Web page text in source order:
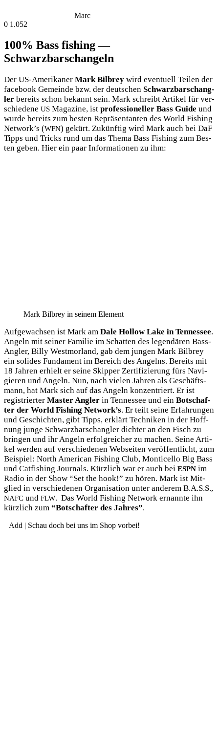
Marc
0 1.052
100% Bass fishing —
Schwarzbarschangeln
Der US-Ame­ri­ka­ner Mark Bil­brey wird even­tu­ell Tei­len der
face­book Gemein­de bzw. der deut­schen Schwarz­barschang­
ler bereits schon bekannt sein. Mark schreibt Arti­kel für ver­
schie­de­ne US Maga­zi­ne, ist pro­fes­sio­nel­ler Bass Gui­de und
wur­de bereits zum bes­ten Reprä­sen­tan­ten des World Fishing
Network’s (WFN) gekürt. Zukünf­tig wird Mark auch bei DaF
Tipps und Tricks rund um das The­ma Bass Fishing zum Bes­
ten geben. Hier ein paar Infor­ma­tio­nen zu ihm:
Mark Bil­brey in sei­nem Element
Auf­ge­wach­sen ist Mark am Dale Hol­low Lake in Ten­nes­see.
Angeln mit sei­ner Fami­lie im Schat­ten des legen­dä­ren Bass-
Ang­ler, Bil­ly West­mor­land, gab dem jun­gen Mark Bil­brey
ein soli­des Fun­da­ment im Bereich des Angelns. Bereits mit
18 Jah­ren erhielt er sei­ne Skip­per Zer­ti­fi­zie­rung fürs Navi­
gie­ren und Angeln. Nun, nach vie­len Jah­ren als Geschäfts­
mann, hat Mark sich auf das Angeln kon­zen­triert. Er ist
regis­trier­ter Mas­ter Ang­ler in Ten­nes­see und ein Bot­schaf­
ter der World Fishing Network’s. Er teilt sei­ne Erfah­run­gen
und Geschich­ten, gibt Tipps, erklärt Tech­ni­ken in der Hoff­
nung jun­ge Schwarz­barschang­ler dich­ter an den Fisch zu
brin­gen und ihr Angeln erfolg­rei­cher zu machen. Sei­ne Arti­
kel wer­den auf ver­schie­de­nen Web­sei­ten ver­öf­fent­licht, zum
Bei­spiel: North Ame­ri­can Fishing Club, Mon­ti­cel­lo Big Bass
und Cat­fi­shing Jour­nals. Kürz­lich war er auch bei ESPN im
Radio in der Show “Set the hook!” zu hören. Mark ist Mit­
glied in ver­schie­de­nen Orga­ni­sa­ti­on unter ande­rem B.A.S.S.,
NAFC und FLW. Das World Fishing Net­work ernann­te ihn
kürz­lich zum “Bot­schaf­ter des Jah­res”.
Add | Schau doch bei uns im Shop vorbei!